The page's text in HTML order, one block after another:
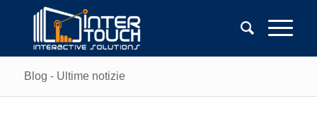
Blog - Ultime notizie